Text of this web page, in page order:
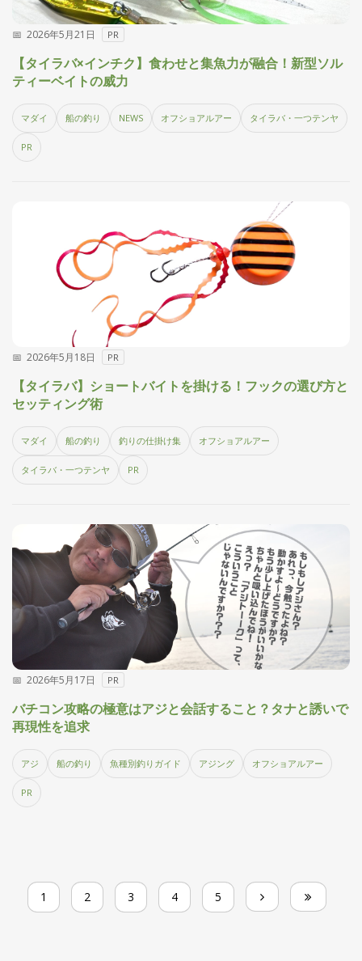
2026年5月21日 PR
【タイラバ×インチク】食わせと集魚力が融合！新型ソル
ティーベイトの威力
マダイ 船の釣り NEWS オフショアルアー タイラバ・一つテンヤ
PR
2026年5月18日 PR
【タイラバ】ショートバイトを掛ける！フックの選び方と
セッティング術
マダイ 船の釣り 釣りの仕掛け集 オフショアルアー
タイラバ・一つテンヤ PR
2026年5月17日 PR
バチコン攻略の極意はアジと会話すること？タナと誘いで
再現性を追求
アジ 船の釣り 魚種別釣りガイド アジング オフショアルアー
PR
1 2 3 4 5